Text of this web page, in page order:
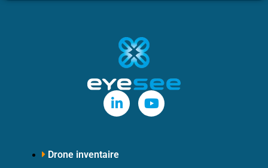
Drone inventaire